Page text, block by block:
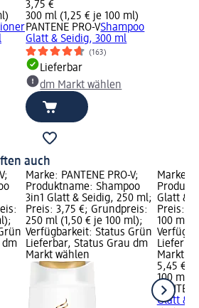
3,75 €
300 ml (1,25 € je 100 ml)
PANTENE PRO-VShampoo
Glatt & Seidig, 300 ml
(163)
Lieferbar
dm Markt wählen
auch
dm
Marke: PANTENE PRO-V;
Produktname: Shampoo
3in1 Glatt & Seidig, 250 ml;
Preis: 3,75 €; Grundpreis:
250 ml (1,50 € je 100 ml);
Verfügbarkeit: Status Grün
Lieferbar, Status Grau dm
Markt wählen
Marke:
Glatt &
Preis:
100 ml
Markt
5,45 €
100 ml
Glatt &